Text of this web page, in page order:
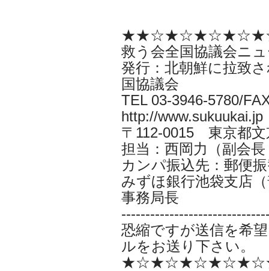
救う会全国協議会ニ
発行：北朝鮮に拉致
国協議会
TEL 03-3946-5780/
http://www.sukuukai.jp
〒112-0015 東京都
担当：西岡力（副会
カンパ振込先：郵便
みずほ銀行池袋支店
事務局長
恐縮ですが送信を希
ルをお送り下さい。